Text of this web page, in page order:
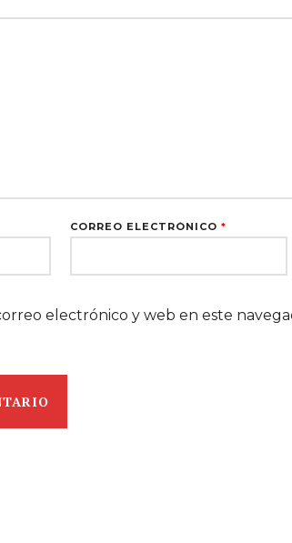
CORREO ELECTRÓNICO *
electrónico y web en este